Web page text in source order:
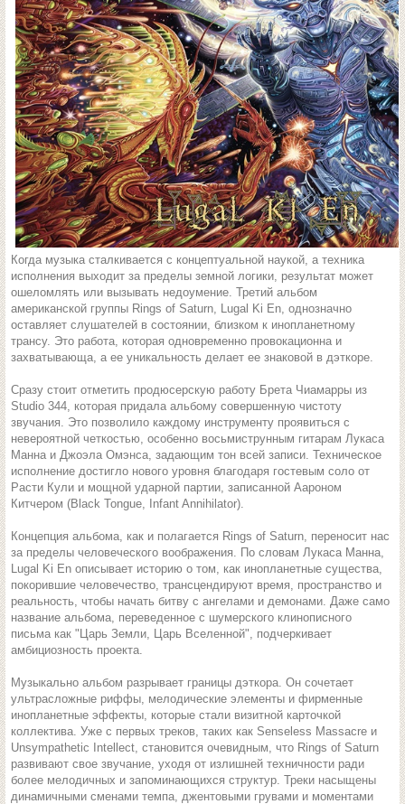
Когда музыка сталкивается с концептуальной наукой, а техника
исполнения выходит за пределы земной логики, результат может
ошеломлять или вызывать недоумение. Третий альбом
американской группы Rings of Saturn, Lugal Ki En, однозначно
оставляет слушателей в состоянии, близком к инопланетному
трансу. Это работа, которая одновременно провокационна и
захватывающа, а ее уникальность делает ее знаковой в дэткоре.
Сразу стоит отметить продюсерскую работу Брета Чиамарры из
Studio 344, которая придала альбому совершенную чистоту
звучания. Это позволило каждому инструменту проявиться с
невероятной четкостью, особенно восьмиструнным гитарам Лукаса
Манна и Джоэла Омэнса, задающим тон всей записи. Техническое
исполнение достигло нового уровня благодаря гостевым соло от
Расти Кули и мощной ударной партии, записанной Аароном
Китчером (Black Tongue, Infant Annihilator).
Концепция альбома, как и полагается Rings of Saturn, переносит нас
за пределы человеческого воображения. По словам Лукаса Манна,
Lugal Ki En описывает историю о том, как инопланетные существа,
покорившие человечество, трансцендируют время, пространство и
реальность, чтобы начать битву с ангелами и демонами. Даже само
название альбома, переведенное с шумерского клинописного
письма как "Царь Земли, Царь Вселенной", подчеркивает
амбициозность проекта.
Музыкально альбом разрывает границы дэткора. Он сочетает
ультрасложные риффы, мелодические элементы и фирменные
инопланетные эффекты, которые стали визитной карточкой
коллектива. Уже с первых треков, таких как Senseless Massacre и
Unsympathetic Intellect, становится очевидным, что Rings of Saturn
развивают свое звучание, уходя от излишней техничности ради
более мелодичных и запоминающихся структур. Треки насыщены
динамичными сменами темпа, джентовыми грувами и моментами